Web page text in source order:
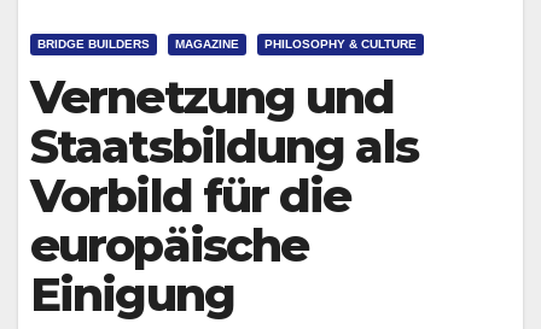
BRIDGE BUILDERS MAGAZINE PHILOSOPHY & CULTURE
Vernetzung und
Staatsbildung als
Vorbild für die
europäische
Einigung